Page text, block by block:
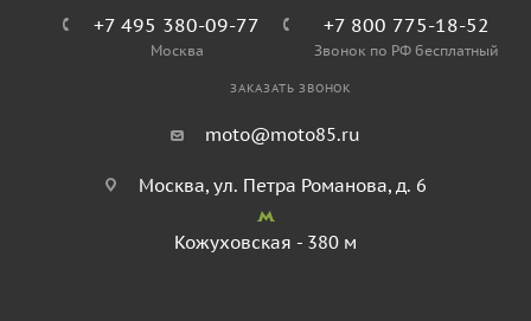
+7 495 380-09-77
Москва
+7 800 775-18-52
Звонок по РФ бесплатный
ЗАКАЗАТЬ ЗВОНОК
moto@moto85.ru
Москва, ул. Петра Романова, д. 6
Кожуховская - 380 м